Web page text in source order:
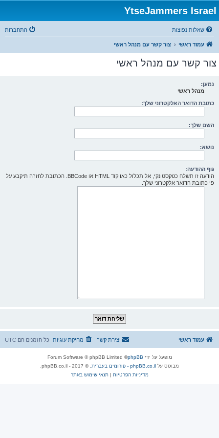
YtseJammers Israel
שאלות נפוצות התחברות
עמוד ראשי צור קשר עם מנהל ראשי
צור קשר עם מנהל ראשי
נמען:
מנהל ראשי
כתובת הדואר האלקטרוני שלך:
השם שלך:
נושא:
גוף ההודעה:
הודעה זו תשלח כטקסט נקי, אל תכלול כאו קוד HTML או BBCode. הכתובת לחזרה תיקבע על
פי כתובת הדואר אלקטרוני שלך.
עמוד ראשי כל הזמנים הם UTC מחיקת עוגיות יצירת קשר
מופעל על ידי phpBB
® Forum Software © phpBB Limited
מבוסס על phpBB.co.il - פורומים בעברית
. © 2017 - phpBB.co.il.
מדיניות הפרטיות |תנאי שימוש באתר